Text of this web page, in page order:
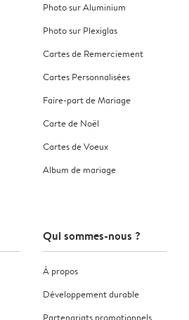
Photo sur Aluminium
Photo sur Plexiglas
Cartes de Remerciement
Cartes Personnalisées
Faire-part de Mariage
Carte de Noël
Cartes de Voeux
Album de mariage
Qui sommes-nous ?
À propos
Développement durable
Partenariats promotionnels